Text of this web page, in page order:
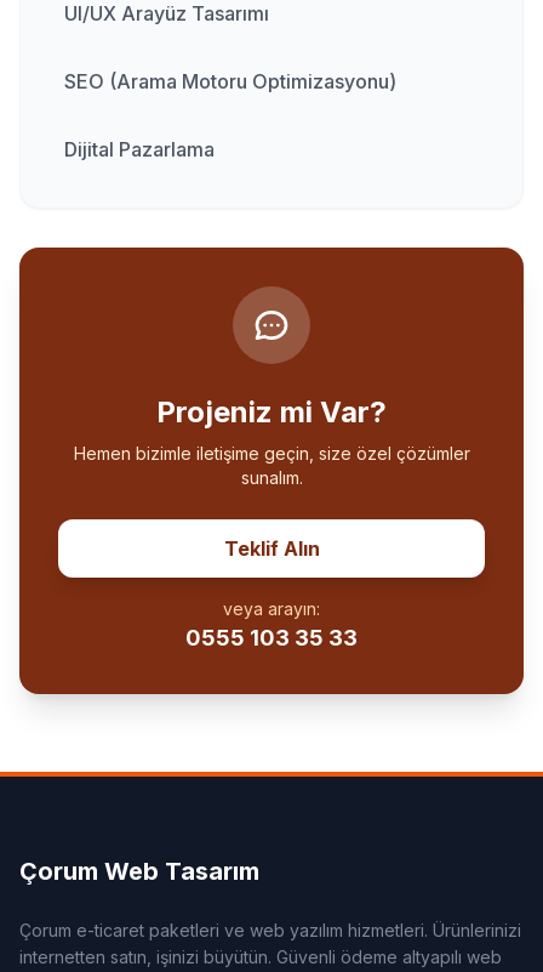
UI/UX Arayüz Tasarımı
SEO (Arama Motoru Optimizasyonu)
Dijital Pazarlama
Projeniz mi Var?
Hemen bizimle iletişime geçin, size özel çözümler
sunalım.
Teklif Alın
veya arayın:
0555 103 35 33
Çorum Web Tasarım
Çorum e-ticaret paketleri ve web yazılım hizmetleri. Ürünlerinizi
internetten satın, işinizi büyütün. Güvenli ödeme altyapılı web